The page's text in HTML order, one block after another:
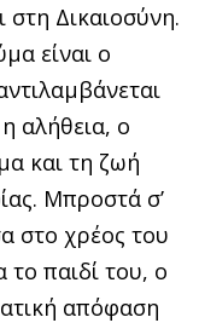
στη Δικαιοσύνη.
είναι ο
αλήθεια, ο
και τη ζωή
Μπροστά σ’
στο χρέος του
το παιδί του, ο
απόφαση